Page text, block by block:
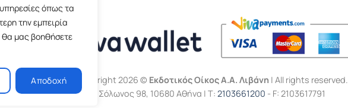
όπως τα
την εμπειρία
μας βοηθήσετε
Αποδοχή Copyright 2026 © Εκδοτικός Οίκος Α.Α. Λιβάνη | All rights reserved.
Σόλωνος 98, 10680 Αθήνα | Τ: 2103661200 - F: 2103617791